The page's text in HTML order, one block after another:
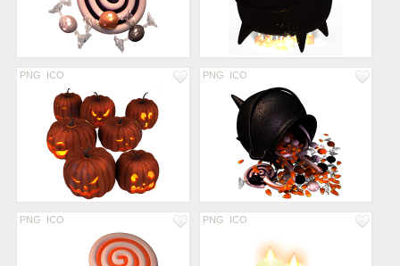
PNG ICO PNG ICO
PNG ICO PNG ICO